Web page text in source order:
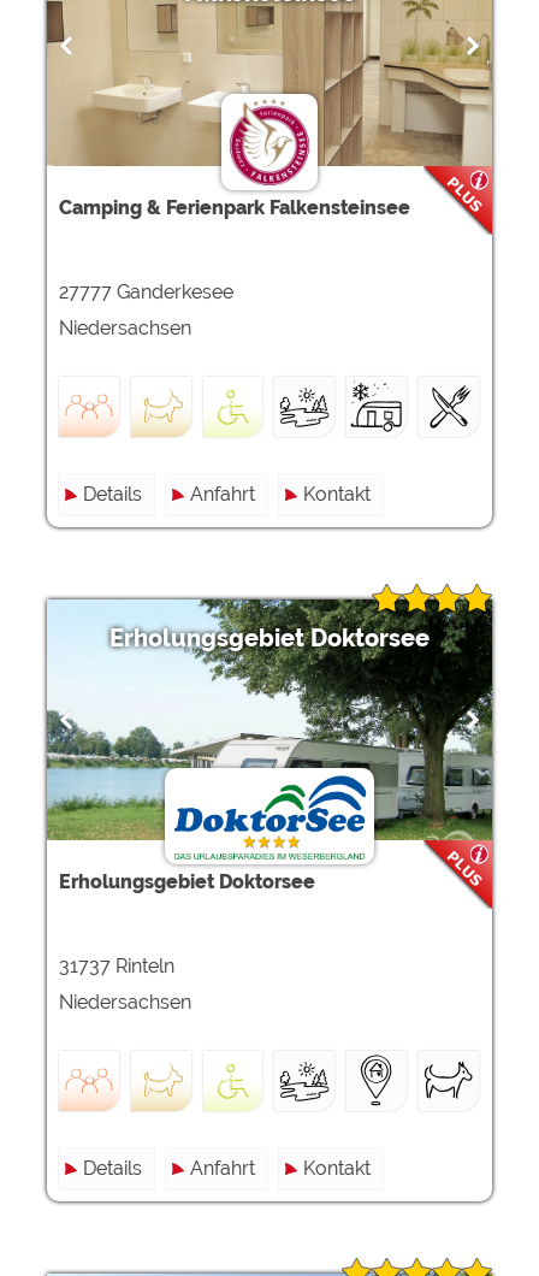
Camping & Ferienpark Falkensteinsee
27777 Ganderkesee
Niedersachsen
Details Anfahrt Kontakt
Erholungsgebiet Doktorsee
Erholungsgebiet Doktorsee
31737 Rinteln
Niedersachsen
Details Anfahrt Kontakt